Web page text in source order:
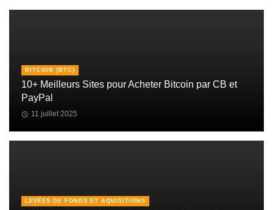
BITCOIN (BTC)
10+ Meilleurs Sites pour Acheter Bitcoin par CB et
PayPal
11 juillet 2025
LEVÉES DE FONDS ET AQUISITIONS